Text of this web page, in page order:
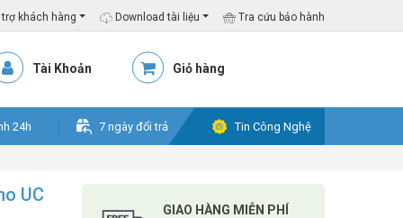
khách hàng Download tài liệu Tra cứu bảo hành
Tài Khoản Giỏ hàng
24h 7 ngày đổi trả Tin Công Nghệ
UC
GIAO HÀNG MIỄN PHÍ